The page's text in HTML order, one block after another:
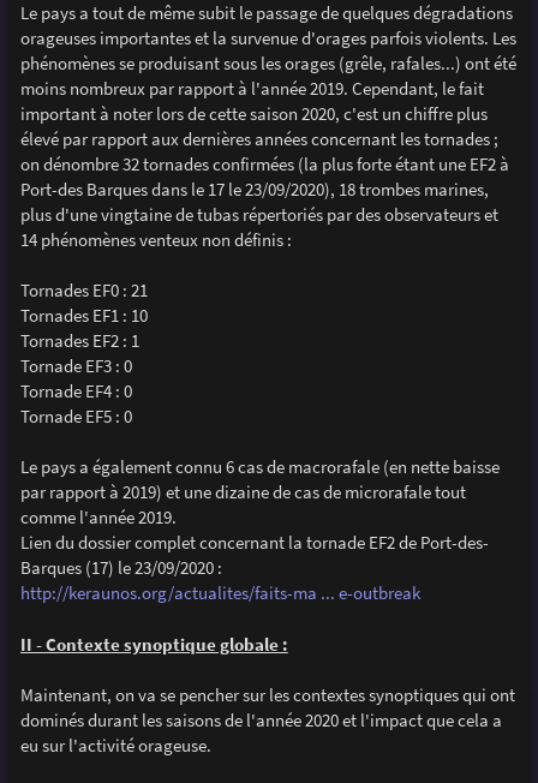
Le pays a tout de même subit le passage de quelques dégradations
orageuses importantes et la survenue d'orages parfois violents. Les
phénomènes se produisant sous les orages (grêle, rafales...) ont été
moins nombreux par rapport à l'année 2019. Cependant, le fait
important à noter lors de cette saison 2020, c'est un chiffre plus
élevé par rapport aux dernières années concernant les tornades ;
on dénombre 32 tornades confirmées (la plus forte étant une EF2 à
Port-des Barques dans le 17 le 23/09/2020), 18 trombes marines,
plus d'une vingtaine de tubas répertoriés par des observateurs et
14 phénomènes venteux non définis :
Tornades EF0 : 21
Tornades EF1 : 10
Tornades EF2 : 1
Tornade EF3 : 0
Tornade EF4 : 0
Tornade EF5 : 0
Le pays a également connu 6 cas de macrorafale (en nette baisse
par rapport à 2019) et une dizaine de cas de microrafale tout
comme l'année 2019.
Lien du dossier complet concernant la tornade EF2 de Port-des-
Barques (17) le 23/09/2020 :
http://keraunos.org/actualites/faits-ma ... e-outbreak
II - Contexte synoptique globale :
Maintenant, on va se pencher sur les contextes synoptiques qui ont
dominés durant les saisons de l'année 2020 et l'impact que cela a
eu sur l'activité orageuse.